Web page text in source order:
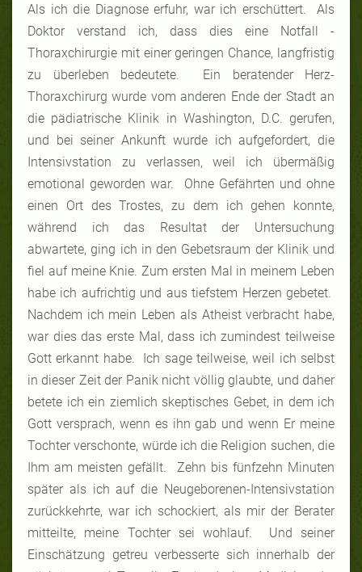
Als ich die Diagnose erfuhr, war ich erschüttert. Als
Doktor verstand ich, dass dies eine Notfall -
Thoraxchirurgie mit einer geringen Chance, langfristig
zu überleben bedeutete. Ein beratender Herz-
Thoraxchirurg wurde vom anderen Ende der Stadt an
die pädiatrische Klinik in Washington, D.C. gerufen,
und bei seiner Ankunft wurde ich aufgefordert, die
Intensivstation zu verlassen, weil ich übermäßig
emotional geworden war. Ohne Gefährten und ohne
einen Ort des Trostes, zu dem ich gehen konnte,
während ich das Resultat der Untersuchung
abwartete, ging ich in den Gebetsraum der Klinik und
fiel auf meine Knie. Zum ersten Mal in meinem Leben
habe ich aufrichtig und aus tiefstem Herzen gebetet.
Nachdem ich mein Leben als Atheist verbracht habe,
war dies das erste Mal, dass ich zumindest teilweise
Gott erkannt habe. Ich sage teilweise, weil ich selbst
in dieser Zeit der Panik nicht völlig glaubte, und daher
betete ich ein ziemlich skeptisches Gebet, in dem ich
Gott versprach, wenn es ihn gab und wenn Er meine
Tochter verschonte, würde ich die Religion suchen, die
Ihm am meisten gefällt. Zehn bis fünfzehn Minuten
später als ich auf die Neugeborenen-Intensivstation
zurückkehrte, war ich schockiert, als mir der Berater
mitteilte, meine Tochter sei wohlauf. Und seiner
Einschätzung getreu verbesserte sich innerhalb der